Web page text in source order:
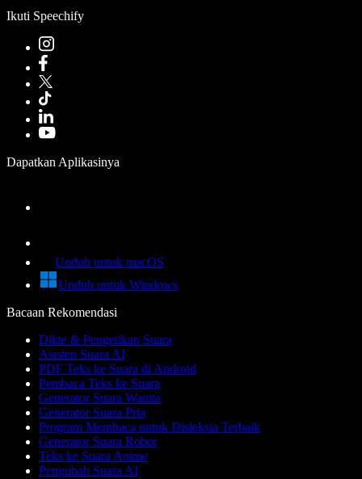
Ikuti Speechify
Dapatkan Aplikasinya
Unduh untuk macOS
Unduh untuk Windows
Bacaan Rekomendasi
Dikte & Pengetikan Suara
Asisten Suara AI
PDF Teks ke Suara di Android
Pembaca Teks ke Suara
Generator Suara Wanita
Generator Suara Pria
Program Membaca untuk Disleksia Terbaik
Generator Suara Robot
Teks ke Suara Anime
Pengubah Suara AI